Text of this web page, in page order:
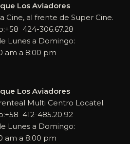
Los Aviadores
Cine, al frente de Super Cine.
424-306.67.28
Lunes a Domingo:
am a 8:00 pm
Los Aviadores
Multi Centro Locatel.
412-485.20.92
Lunes a Domingo:
am a 8:00 pm